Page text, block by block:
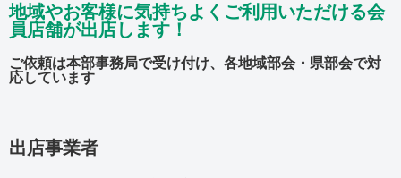
地域やお客様に気持ちよくご利用いただける会
員店舗が出店します！
ご依頼は本部事務局で受け付け、各地域部会・県部会で対
応しています
出店事業者